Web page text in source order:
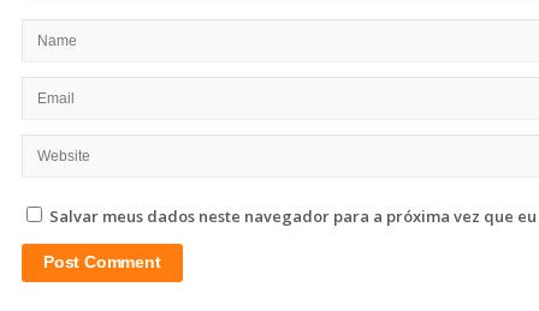
Salvar meus dados neste navegador para a próxima vez que